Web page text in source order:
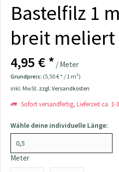
Bastelfilz 1
breit
4,95 € * / Meter
Grundpreis: (5,50 € * / 1 m²)
inkl. MwSt. zzgl. Versandkosten
Sofort versandfertig, Lieferzeit ca. 1-
Wähle deine individuelle Länge:
Meter